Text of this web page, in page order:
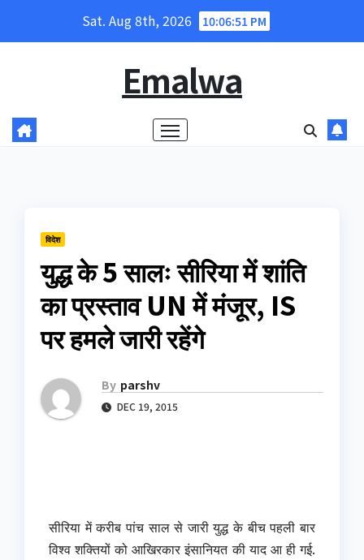
Sat. Aug 8th, 2026 10:06:51 PM
Emalwa
विदेश
युद्ध के 5 सालः सीरिया में शांति
का प्रस्ताव UN में मंजूर, IS
पर हमले जारी रहेंगे
By parshv
DEC 19, 2015
सीरिया में करीब पांच साल से जारी युद्ध के बीच पहली बार
विश्व शक्तियों को आखिरकार इंसानियत की याद आ ही गई.